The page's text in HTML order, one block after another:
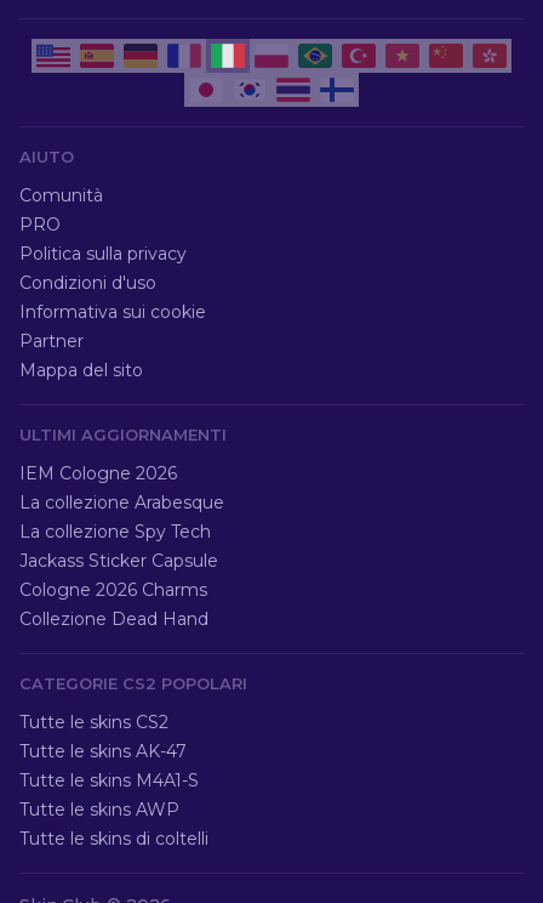
AIUTO
Comunità
PRO
Politica sulla privacy
Condizioni d'uso
Informativa sui cookie
Partner
Mappa del sito
ULTIMI AGGIORNAMENTI
IEM Cologne 2026
La collezione Arabesque
La collezione Spy Tech
Jackass Sticker Capsule
Cologne 2026 Charms
Collezione Dead Hand
CATEGORIE CS2 POPOLARI
Tutte le skins CS2
Tutte le skins AK-47
Tutte le skins M4A1-S
Tutte le skins AWP
Tutte le skins di coltelli